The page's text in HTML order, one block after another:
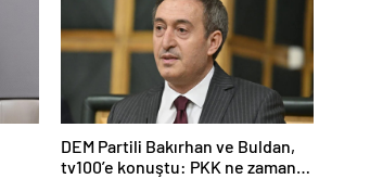
DEM Partili Bakırhan ve Buldan,
tv100’e konuştu: PKK ne zaman